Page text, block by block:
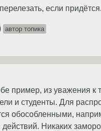
если
автор топика
пример, из уважения
и студенты. Для
обособленными,
действий. Никаких